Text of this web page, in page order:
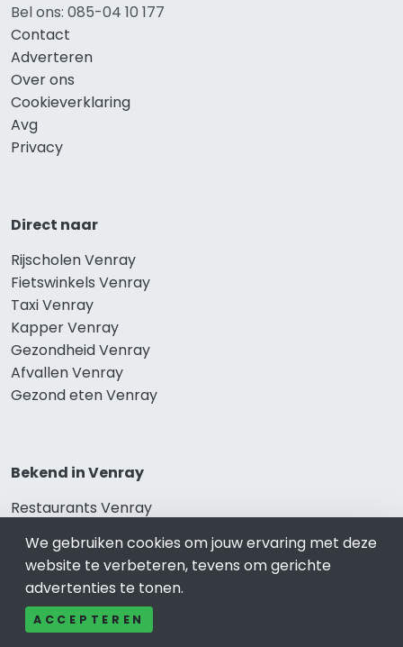
Bel ons: 085-04 10 177
Contact
Adverteren
Over ons
Cookieverklaring
Avg
Privacy
Direct naar
Rijscholen Venray
Fietswinkels Venray
Taxi Venray
Kapper Venray
Gezondheid Venray
Afvallen Venray
Gezond eten Venray
Bekend in Venray
Restaurants Venray
Schoonheidssalon Venray
Tandartspraktijken Venray
Loodgieters Venray
Stukadoorsbedrijf Venray
We gebruiken cookies om jouw ervaring met deze
website te verbeteren, tevens om gerichte
advertenties te tonen.
ACCEPTEREN